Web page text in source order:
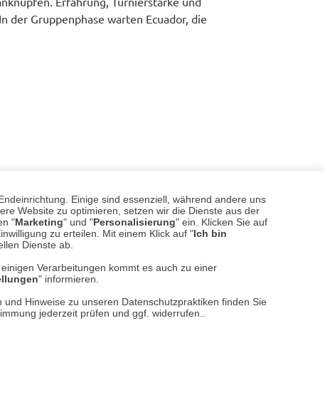
Einige sind essenziell, während andere uns
Website zu optimieren, setzen wir die Dienste aus der
"Marketing" und "Personalisierung" ein. Klicken Sie auf
zu erteilen. Mit einem Klick auf "Ich bin
Dienste ab.
Verarbeitungen kommt es auch zu einer
" informieren.
Hinweise zu unseren Datenschutzpraktiken finden Sie
jederzeit prüfen und ggf. widerrufen..
der Gruppenphase warten Ecuador, die
Spielfeld hinaus so faszinierend
schlagen.
Leserbriefe lesen/verfassen